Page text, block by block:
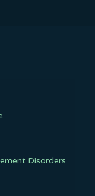
Disorders